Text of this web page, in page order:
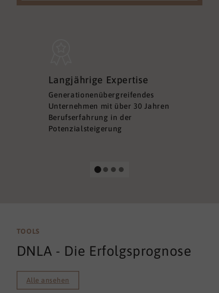
Langjährige Expertise
Generationenübergreifendes
Unternehmen mit über 30 Jahren
Berufserfahrung in der
Potenzialsteigerung
TOOLS
DNLA - Die Erfolgsprognose
Alle ansehen